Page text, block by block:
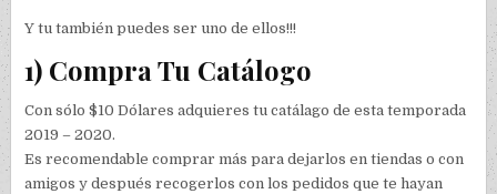
Y tu también puedes ser uno de ellos!!!
1) Compra Tu Catálogo
Con sólo $10 Dólares adquieres tu catálago de esta temporada
2019 – 2020.
Es recomendable comprar más para dejarlos en tiendas o con
amigos y después recogerlos con los pedidos que te hayan